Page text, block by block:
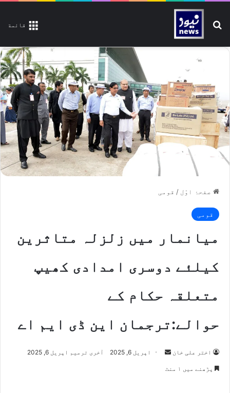
قائمة تلاش کیجیے
صفحۂ اوّل / قومی
قومی
میانمار میں زلزلہ متاثرین
کیلئے دوسری امدادی کھیپ
متعلقہ حکام کے
حوالے:ترجمان این ڈی ایم اے
اختر علی خان اپریل 6, 2025 آخری ترمیم اپریل 6, 2025
پڑھنے میں ۱ منٹ